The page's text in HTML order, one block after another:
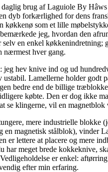
daglig brug af Laguiole By
dyb forkærlighed for dens
køkkenø som et lille
jeg, hvordan den
selv en enkel køkkenindretning;
nærmest hver gang.
jeg hev knive ind og ud
ustabil. Lamellerne holder godt
bedre end de billige
købte. Den er dog ikke
se klingerne, vil en magnetblok
mere industrielle blokke
en magnetisk stålblok), vinder
er lettere at placere og mere
har meget brede kokkeknive,
er enkel:
efter min erfaring.